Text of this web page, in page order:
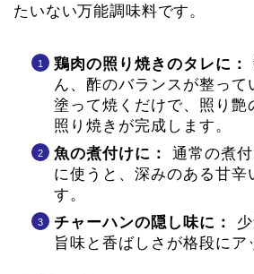
たいない万能調味料です。
鶏肉の照り焼きのタレに：
ん、酢のバランスが整って
塗って焼くだけで、照り艶
照り焼きが完成します。
魚の煮付けに：
通常の煮
に使うと、深みのある甘辛
す。
チャーハンの隠し味に：
旨味と香ばしさが格段にア